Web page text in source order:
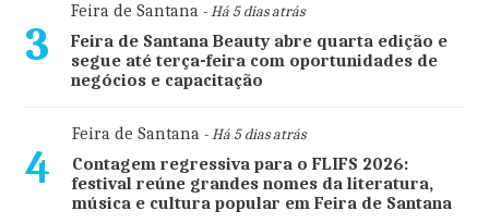
3
Feira de Santana- Há 5 dias atrás
Feira de Santana Beauty abre quarta edição e
segue até terça-feira com oportunidades de
negócios e capacitação
4
Feira de Santana- Há 5 dias atrás
Contagem regressiva para o FLIFS 2026:
festival reúne grandes nomes da literatura,
música e cultura popular em Feira de Santana